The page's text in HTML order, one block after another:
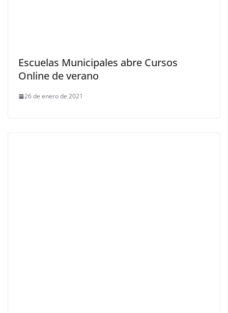
Escuelas Municipales abre Cursos
Online de verano
26 de enero de 2021